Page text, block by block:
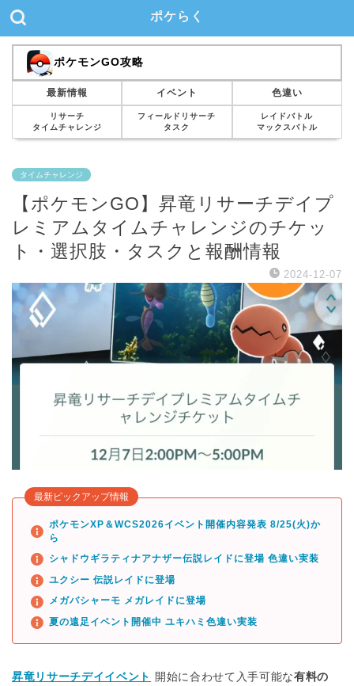
ポケらく
ポケモンGO攻略
最新情報 イベント 色違い
リサーチ
タイムチャレンジ
フィールドリサーチ
タスク
レイドバトル
マックスバトル
タイムチャレンジ
【ポケモンGO】昇竜リサーチデイプ
レミアムタイムチャレンジのチケッ
ト・選択肢・タスクと報酬情報
2024-12-07
最新ピックアップ情報
ポケモンXP＆WCS2026イベント開催内容発表 8/25(火)か
ら
シャドウギラティナアナザー伝説レイドに登場 色違い実装
ユクシー 伝説レイドに登場
メガバシャーモ メガレイドに登場
夏の遠足イベント開催中 ユキハミ色違い実装
昇竜リサーチデイイベント 開始に合わせて入手可能な有料の